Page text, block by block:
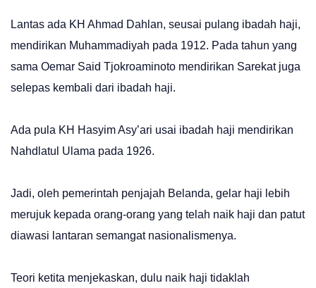
Lantas ada KH Ahmad Dahlan, seusai pulang ibadah haji,
mendirikan Muhammadiyah pada 1912. Pada tahun yang
sama Oemar Said Tjokroaminoto mendirikan Sarekat juga
selepas kembali dari ibadah haji.
Ada pula KH Hasyim Asy’ari usai ibadah haji mendirikan
Nahdlatul Ulama pada 1926.
Jadi, oleh pemerintah penjajah Belanda, gelar haji lebih
merujuk kepada orang-orang yang telah naik haji dan patut
diawasi lantaran semangat nasionalismenya.
Teori ketita menjekaskan, dulu naik haji tidaklah